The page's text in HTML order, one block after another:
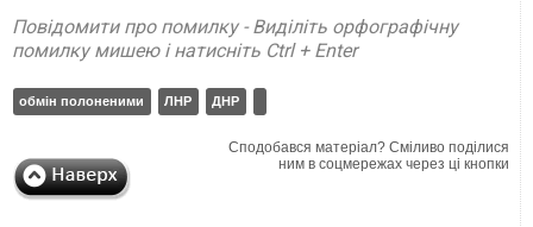
Повідомити про помилку - Виділіть орфографічну
помилку мишею і натисніть Ctrl + Enter
обмін полоненими ЛНР ДНР
Сподобався матеріал? Сміливо поділися
ним в соцмережах через ці кнопки